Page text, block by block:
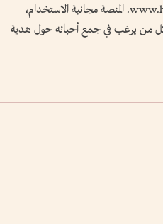
هدايا متاحة اعتباراً من 23 مايو 2026 على الموقع الإلكتروني www.hadaya.me. المنصة مجانية الاستخدام،
لكل من يرغب في جمع أحبائه حول هدية